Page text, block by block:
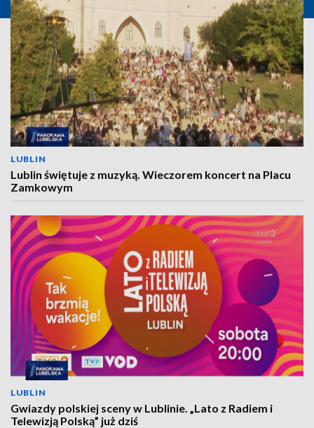
LUBLIN
Lublin świętuje z muzyką. Wieczorem koncert na Placu
Zamkowym
LUBLIN
Gwiazdy polskiej sceny w Lublinie. „Lato z Radiem i
Telewizją Polską” już dziś